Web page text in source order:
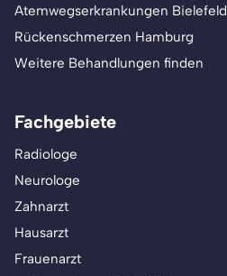
Atemwegserkrankungen Bielefeld
Rückenschmerzen Hamburg
Weitere Behandlungen finden
Fachgebiete
Radiologe
Neurologe
Zahnarzt
Hausarzt
Frauenarzt